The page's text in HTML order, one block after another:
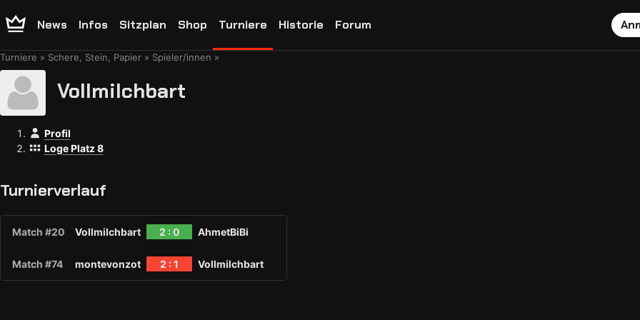
News Infos Sitzplan Shop Turniere Historie Forum
Turniere Schere, Stein, Papier Spieler/innen
Vollmilchbart
Profil
Loge Platz 8
Turnierverlauf
Match #20 Vollmilchbart 2 : 0 AhmetBiBi
Match #74 montevonzot 2 : 1 Vollmilchbart